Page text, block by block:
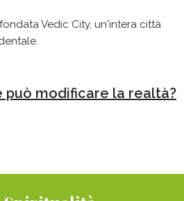
Vedic City, un'intera città
.
può modificare la realtà?